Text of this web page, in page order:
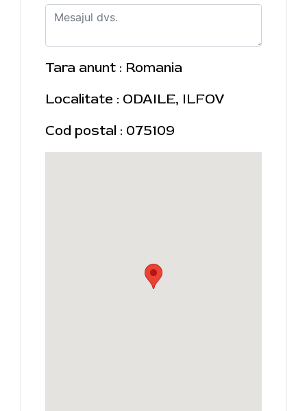
Tara anunt : Romania
Localitate : ODAILE, ILFOV
Cod postal : 075109